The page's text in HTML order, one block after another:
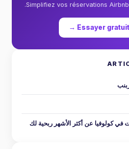
Simplifiez vos réservations
Essayer
في كولوفيا عن أكثر الأشهر ربحية لك